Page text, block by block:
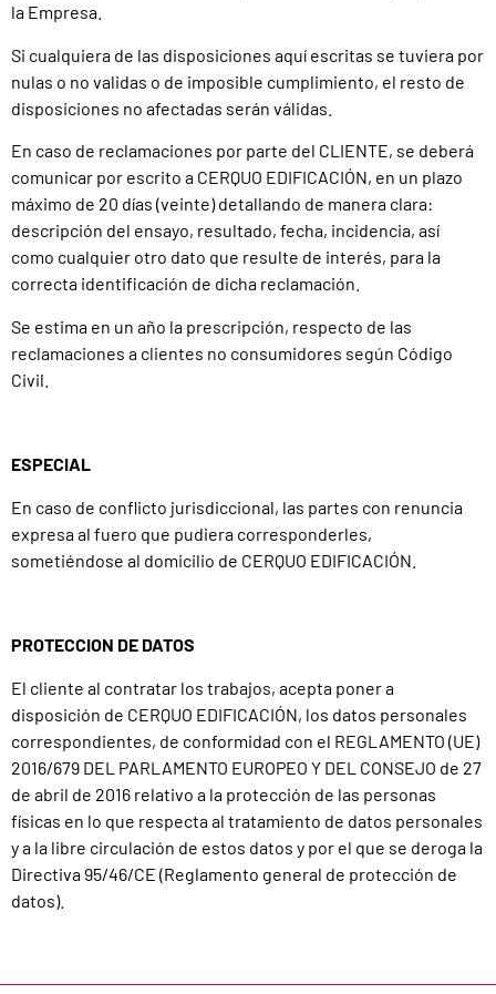
la Empresa.
Si cualquiera de las disposiciones aquí escritas se tuviera por
nulas o no validas o de imposible cumplimiento, el resto de
disposiciones no afectadas serán válidas.
En caso de reclamaciones por parte del CLIENTE, se deberá
comunicar por escrito a CERQUO EDIFICACIÓN, en un plazo
máximo de 20 días (veinte) detallando de manera clara:
descripción del ensayo, resultado, fecha, incidencia, así
como cualquier otro dato que resulte de interés, para la
correcta identificación de dicha reclamación.
Se estima en un año la prescripción, respecto de las
reclamaciones a clientes no consumidores según Código
Civil.
ESPECIAL
En caso de conflicto jurisdiccional, las partes con renuncia
expresa al fuero que pudiera corresponderles,
sometiéndose al domicilio de CERQUO EDIFICACIÓN.
PROTECCION DE DATOS
El cliente al contratar los trabajos, acepta poner a
disposición de CERQUO EDIFICACIÓN, los datos personales
correspondientes, de conformidad con el REGLAMENTO (UE)
2016/679 DEL PARLAMENTO EUROPEO Y DEL CONSEJO de 27
de abril de 2016 relativo a la protección de las personas
físicas en lo que respecta al tratamiento de datos personales
y a la libre circulación de estos datos y por el que se deroga la
Directiva 95/46/CE (Reglamento general de protección de
datos).